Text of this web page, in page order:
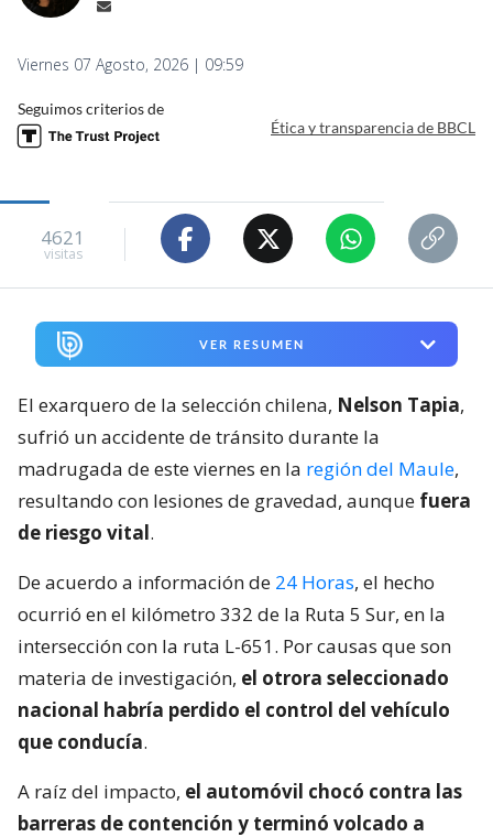
Viernes 07 Agosto, 2026 | 09:59
Seguimos criterios de
Ética y transparencia de BBCL
4621
visitas
VER RESUMEN
El exarquero de la selección chilena, Nelson Tapia,
sufrió un accidente de tránsito durante la
madrugada de este viernes en la región del Maule,
resultando con lesiones de gravedad, aunque fuera
de riesgo vital.
De acuerdo a información de 24 Horas, el hecho
ocurrió en el kilómetro 332 de la Ruta 5 Sur, en la
intersección con la ruta L-651. Por causas que son
materia de investigación, el otrora seleccionado
nacional habría perdido el control del vehículo
que conducía.
A raíz del impacto, el automóvil chocó contra las
barreras de contención y terminó volcado a